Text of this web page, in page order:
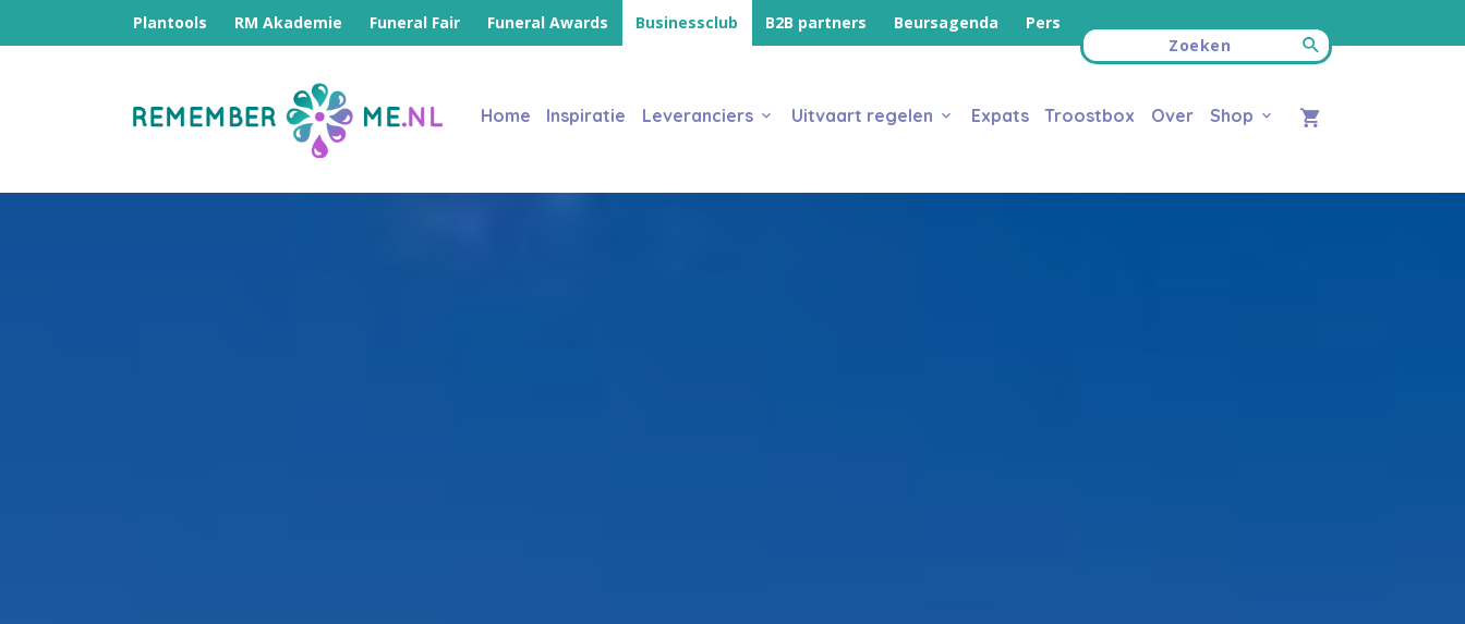
Plantools RM Akademie Funeral Fair Funeral Awards Businessclub B2B partners Beursagenda Pers
Home Inspiratie Leveranciers Uitvaart regelen Expats Troostbox Over Shop